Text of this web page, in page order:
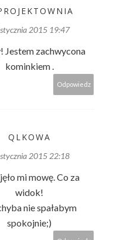
2015 19:47
Jestem zachwycona
kominkiem .
Odpowiedz
QLKOWA
2015 22:18
mi mowę. Co za
widok!
nie spałabym
spokojnie;)